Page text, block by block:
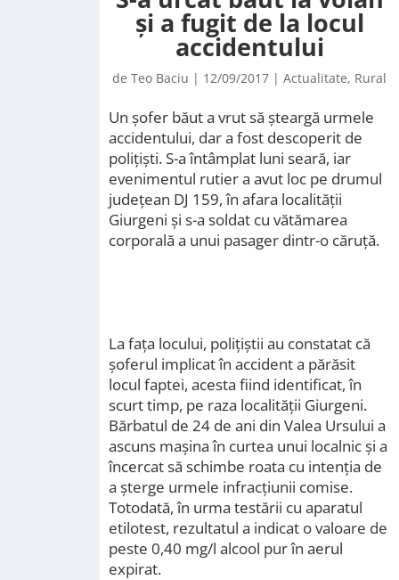
și a fugit de la locul
accidentului
de Teo Baciu | 12/09/2017 | Actualitate, Rural
Un șofer băut a vrut să șteargă urmele
accidentului, dar a fost descoperit de
polițiști. S-a întâmplat luni seară, iar
evenimentul rutier a avut loc pe drumul
județean DJ 159, în afara localităţii
Giurgeni și s-a soldat cu vătămarea
corporală a unui pasager dintr-o căruță.
La fața locului, polițiștii au constatat că
șoferul implicat în accident a părăsit
locul faptei, acesta fiind identificat, în
scurt timp, pe raza localității Giurgeni.
Bărbatul de 24 de ani din Valea Ursului a
ascuns mașina în curtea unui localnic și a
încercat să schimbe roata cu intenţia de
a şterge urmele infracţiunii comise.
Totodată, în urma testării cu aparatul
etilotest, rezultatul a indicat o valoare de
peste 0,40 mg/l alcool pur în aerul
expirat.